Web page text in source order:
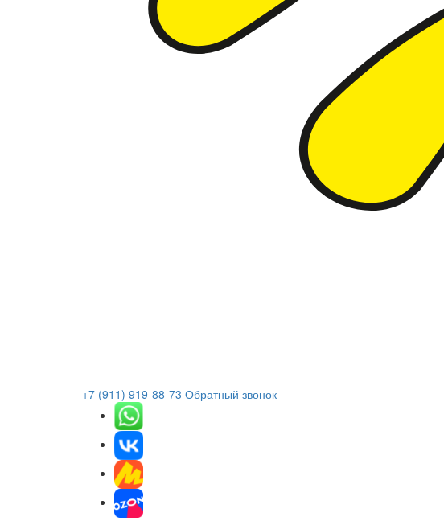
+7 (911) 919-88-73 Обратный звонок